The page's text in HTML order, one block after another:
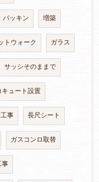
パッキン 増築
トウォーク ガラス
サッシそのままで
ュート設置
事 長尺シート
ガスコンロ取替
事